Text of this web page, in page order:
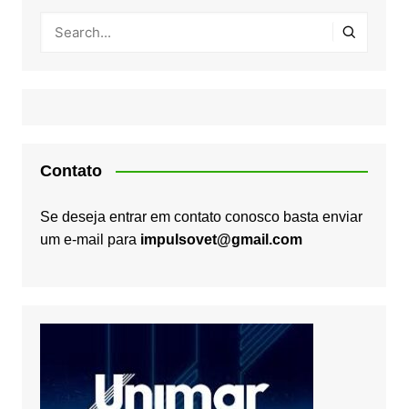
Contato
Se deseja entrar em contato conosco basta enviar
um e-mail para impulsovet@gmail.com